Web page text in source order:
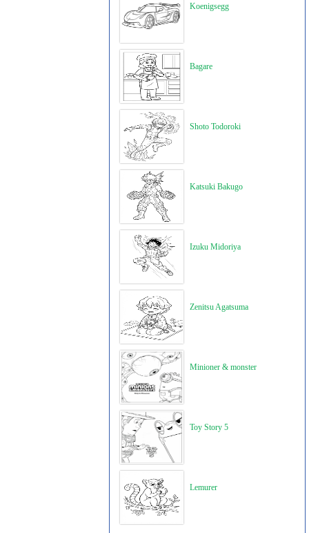
Koenigsegg
Bagare
Shoto Todoroki
Katsuki Bakugo
Izuku Midoriya
Zenitsu Agatsuma
Minioner & monster
Toy Story 5
Lemurer